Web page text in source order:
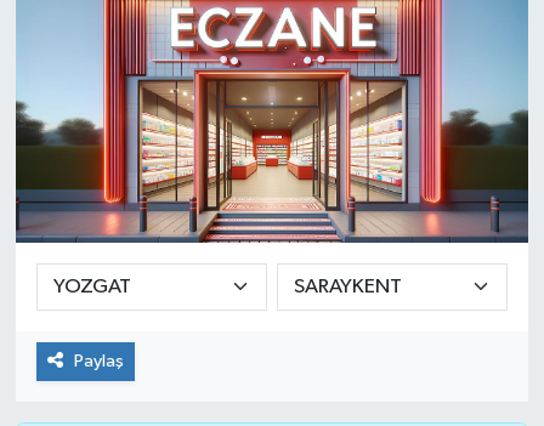
Paylaş
İzmir Trafik Yoğunluk Haritası
Süper Lig Puan Durumu ve Fikstür
Tüm Manşetler
Son Dakika Haberleri
Haber Arşivi